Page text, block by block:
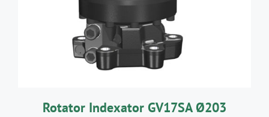
Rotator Indexator GV17SA Ø203